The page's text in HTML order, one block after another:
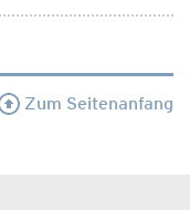
Zum Seitenanfang